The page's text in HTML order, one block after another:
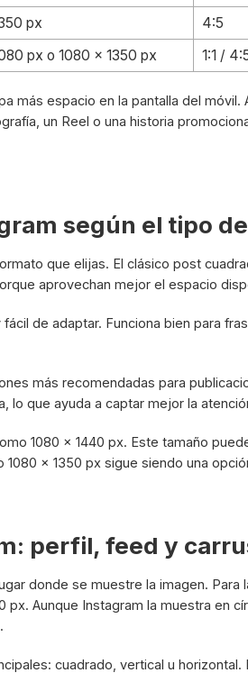
px
4:5
px o 1080 x 1350 px 1:1 /
más espacio en la pantalla del móvil.
un Reel o una historia
según el tipo
que elijas. El clásico post
aprovechan mejor el espacio
de adaptar. Funciona bien para
más recomendadas para
lo que ayuda a captar mejor la
1080 x 1440 px. Este tamaño
x 1350 px sigue siendo una
perfil, feed y
donde se muestre la imagen.
Aunque Instagram la muestra en
cuadrado, vertical u horizontal.